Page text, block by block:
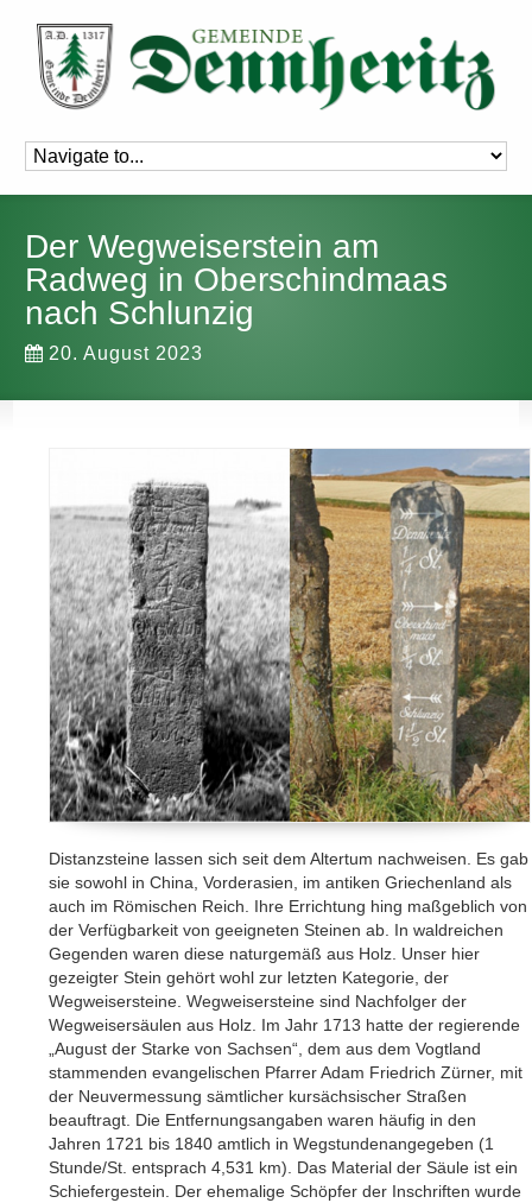
Der Wegweiserstein am
Radweg in Oberschindmaas
nach Schlunzig
20. August 2023
Distanzsteine lassen sich seit dem Altertum nachweisen. Es gab
sie sowohl in China, Vorderasien, im antiken Griechenland als
auch im Römischen Reich. Ihre Errichtung hing maßgeblich von
der Verfügbarkeit von geeigneten Steinen ab. In waldreichen
Gegenden waren diese naturgemäß aus Holz. Unser hier
gezeigter Stein gehört wohl zur letzten Kategorie, der
Wegweisersteine. Wegweisersteine sind Nachfolger der
Wegweisersäulen aus Holz. Im Jahr 1713 hatte der regierende
„August der Starke von Sachsen“, dem aus dem Vogtland
stammenden evangelischen Pfarrer Adam Friedrich Zürner, mit
der Neuvermessung sämtlicher kursächsischer Straßen
beauftragt. Die Entfernungsangaben waren häufig in den
Jahren 1721 bis 1840 amtlich in Wegstundenangegeben (1
Stunde/St. entsprach 4,531 km). Das Material der Säule ist ein
Schiefergestein. Der ehemalige Schöpfer der Inschriften wurde